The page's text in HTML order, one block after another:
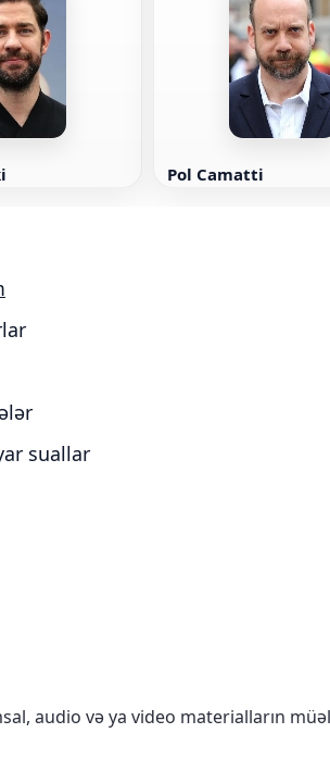
Pol Camatti
suallar
audio və ya video materialların